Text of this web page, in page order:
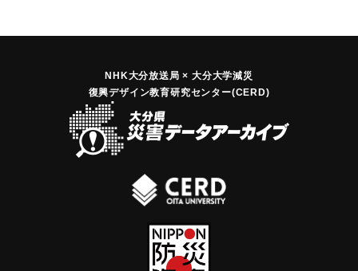
NHK大分放送局 × 大分大学減災
復興デザイン教育研究センター(CERD)